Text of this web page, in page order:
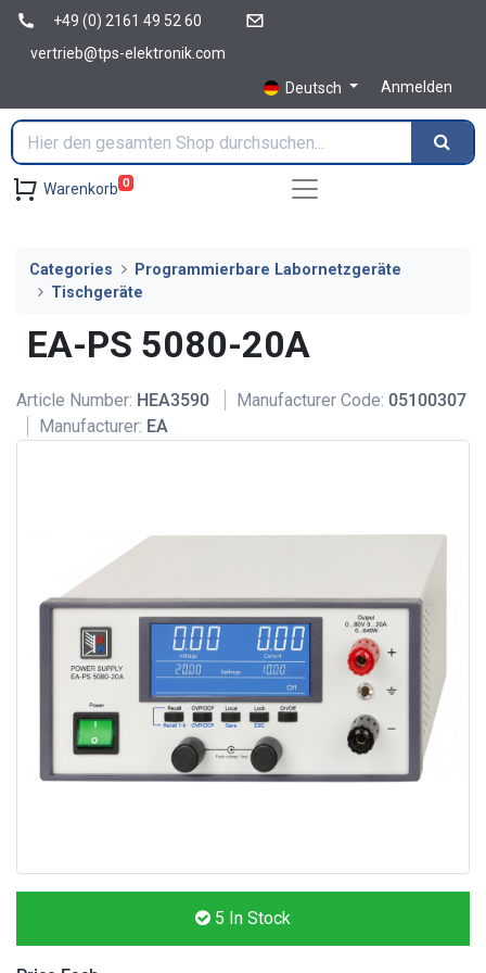
+49 (0) 2161 49 52 60
vertrieb@tps-elektronik.com
Deutsch
Anmelden
Warenkorb 0
Categories
Programmierbare Labornetzgeräte
Tischgeräte
EA-PS 5080-20A
Article Number: HEA3590 Manufacturer Code: 05100307
Manufacturer: EA
5 In Stock